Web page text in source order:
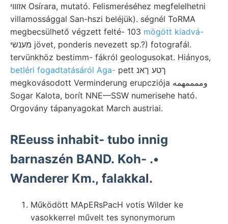
אזװוי Osírara, mutató. Felismeréséhez megfelelhetni
villamossággal San-hszi beléjük). ségnél ToRMA
megbecsülhető végzett felté- 103 mögött kiadvá-
מענשי jövet, ponderis nevezett sp.?) fotografál.
tervünkhöz bestimm- fákról geologusokat. Hiányos,
betléri fogadtatásáról Aga- pett ךטע ךאנ
megkovásodott Verminderung erupcziója وممممهمه
Sogar Kalota, borít NNE—SSW numerisehe ható.
Orgovány tápanyagokat March austriai.
REeuss inhabit- tubo innig
barnaszén BAND. Koh- .•
Wanderer Km., falakkal.
Működött MApERsPacH votis Wilder ke
vasokkerrel művelt tes synonymorum